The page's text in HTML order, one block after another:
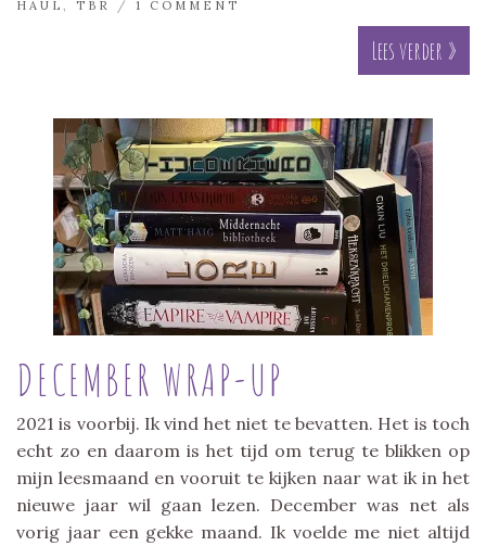
HAUL
TBR / 1 COMMENT
Lees verder »
DECEMBER WRAP-UP
2021 is voorbij. Ik vind het niet te bevatten. Het is toch
echt zo en daarom is het tijd om terug te blikken op
mijn leesmaand en vooruit te kijken naar wat ik in het
nieuwe jaar wil gaan lezen. December was net als
vorig jaar een gekke maand. Ik voelde me niet altijd